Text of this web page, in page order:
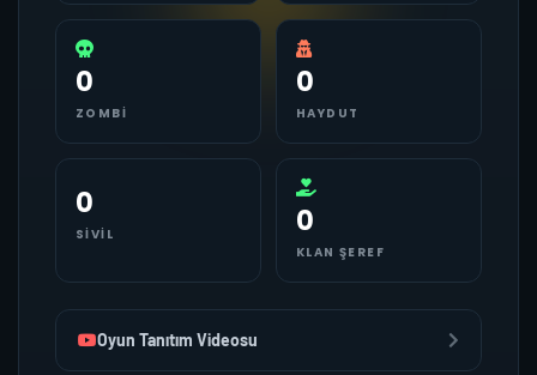
0
ZOMBI
0
HAYDUT
0
SIVIL 0
KLAN ŞEREF
Oyun Tanıtım Videosu